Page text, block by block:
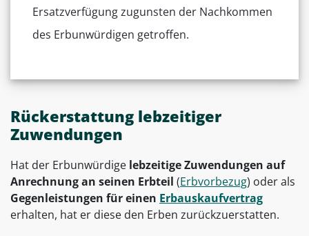
Ersatzverfügung zugunsten der Nachkommen
des Erbunwürdigen getroffen.
Rückerstattung lebzeitiger
Zuwendungen
Hat der Erbunwürdige lebzeitige Zuwendungen auf
Anrechnung an seinen Erbteil (Erbvorbezug) oder als
Gegenleistungen für einen Erbauskaufvertrag
erhalten, hat er diese den Erben zurückzuerstatten.